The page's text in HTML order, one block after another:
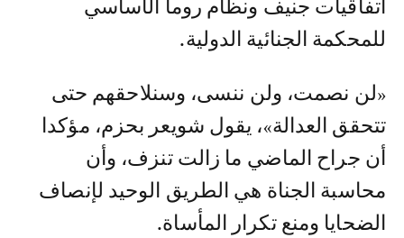
اتفاقيات جنيف ونظام روما الأساسي
للمحكمة الجنائية الدولية.
«لن نصمت، ولن ننسى، وسنلاحقهم حتى
تتحقق العدالة»، يقول شويعر بحزم، مؤكدا
أن جراح الماضي ما زالت تنزف، وأن
محاسبة الجناة هي الطريق الوحيد لإنصاف
الضحايا ومنع تكرار المأساة.